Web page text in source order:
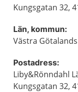
Kungsgatan 32,
Län, kommun:
Västra
Postadress:
Liby&Rönndahl
Kungsgatan 32,